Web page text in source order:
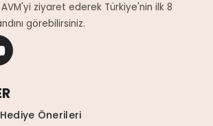
ziyaret ederek Türkiye'nin ilk 8
görebilirsiniz.
Önerileri